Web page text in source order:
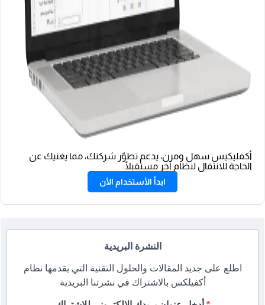
أكفليكيس سهل ومرن، يدعم تطوّر شركتك، مما يغنيك عن
الحاجة للانتقال لنظام آخر مستقبلًا.
ابدأ الأستخدام الأن
النشرة البريدية
اطلع على جديد المقالات والحلول التقنية التي يقدمها نظام
أكفيلكس بالاشتراك في نشرتنا البريدية